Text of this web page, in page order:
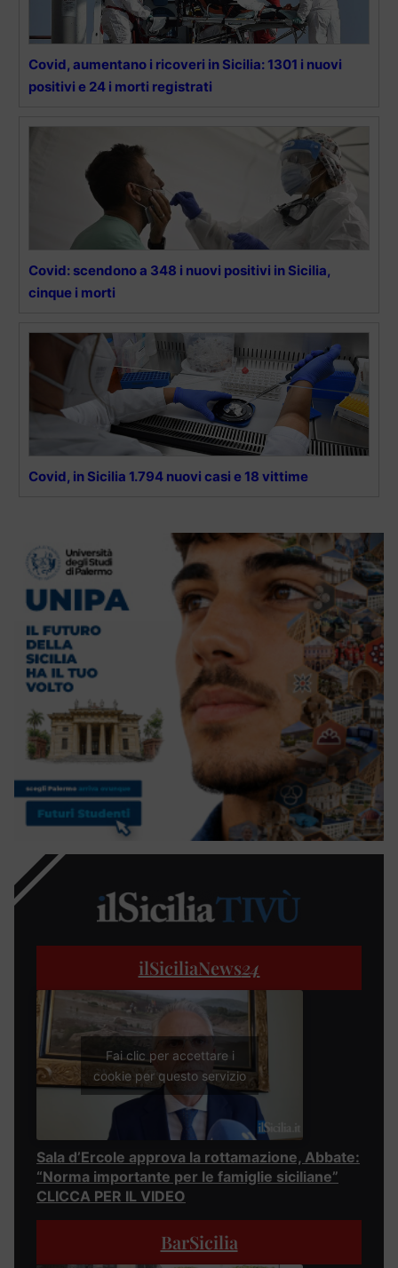
Covid, aumentano i ricoveri in Sicilia: 1301 i nuovi
positivi e 24 i morti registrati
Covid: scendono a 348 i nuovi positivi in Sicilia,
cinque i morti
Covid, in Sicilia 1.794 nuovi casi e 18 vittime
ilSiciliaNews24
Fai clic per accettare i
cookie per questo servizio
Sala d’Ercole approva la rottamazione, Abbate:
“Norma importante per le famiglie siciliane”
CLICCA PER IL VIDEO
BarSicilia